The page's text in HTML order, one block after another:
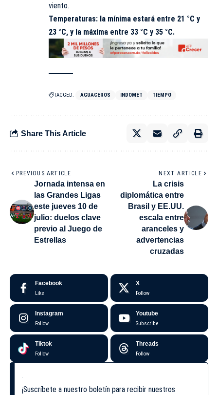
viento.
Temperaturas: la mínima estará entre 21 °C y
23 °C, y la máxima entre 33 °C y 35 °C.
TAGGED: AGUACEROS INDOMET TIEMPO
Share This Article
PREVIOUS ARTICLE
Jornada intensa en
las Grandes Ligas
este jueves 10 de
julio: duelos clave
previo al Juego de
Estrellas
NEXT ARTICLE
La crisis
diplomática entre
Brasil y EE.UU.
escala entre
aranceles y
advertencias
cruzadas
Facebook
Like
X
Follow
Instagram
Follow
Youtube
Subscribe
Tiktok
Follow
Threads
Follow
¡Suscríbete a nuestro boletín para recibir nuestros